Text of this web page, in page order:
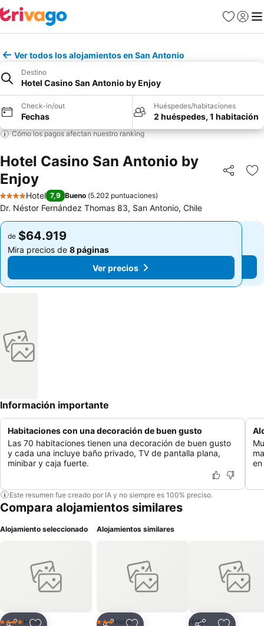
Favoritos
Iniciar
Ver todos los alojamientos en San Antonio
Destino
Hotel Casino San Antonio by Enjoy
Check-in/out
Fechas
Huéspedes/habitaciones
2 huéspedes, 1 habitación
Cómo los pagos afectan nuestro ranking
Hotel Casino San Antonio by
Enjoy
Compartir
4 Estrellas
Hotel 7,9 Bueno (5.202 puntuaciones)
Dr. Néstor Fernández Thomas 83, San Antonio, Chile
de $64.919
Mira precios de 8 páginas
Ver precios
de $64.919
Mira precios de 8 páginas
Ver precios
Información importante
Habitaciones con una decoración de buen gusto
Las 70 habitaciones tienen una decoración de buen gusto
y cada una incluye baño privado, TV de pantalla plana,
minibar y caja fuerte.
en
Este resumen fue creado por IA y no siempre es 100% preciso.
Compara alojamientos similares
Alojamiento seleccionado
Hotel
Alojamientos similares
Hotel Hotel